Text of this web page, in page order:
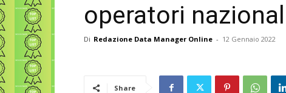
operatori
Di Redazione Data Manager Online - 12 Gennaio 2022
Share